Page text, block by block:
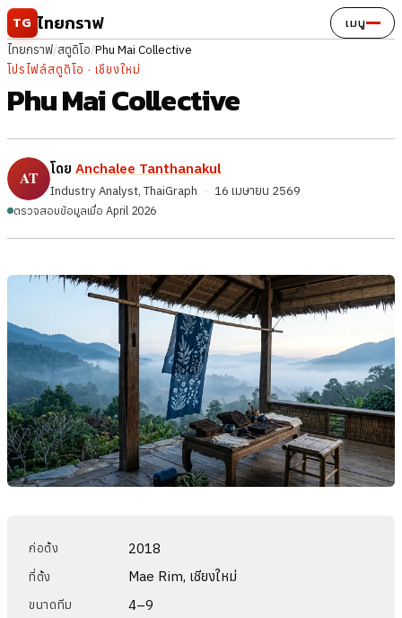
ข้ามไปยังเนื้อหา
TG ไทยกราฟ เมนู
ไทยกราฟ/สตูดิโอ/Phu Mai Collective
โปรไฟล์สตูดิโอ · เชียงใหม่
Phu Mai Collective
โดย Anchalee Tanthanakul
Industry Analyst, ThaiGraph · 16 เมษายน 2569
ตรวจสอบข้อมูลเมื่อ April 2026
ก่อตั้ง 2018
ที่ตั้ง Mae Rim, เชียงใหม่
ขนาดทีม 4–9